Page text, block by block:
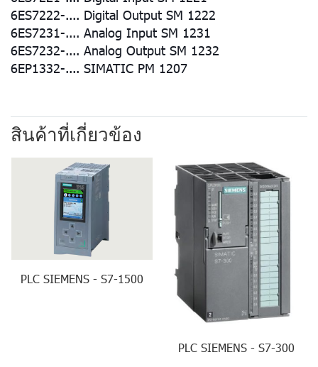
6ES7222-.... Digital Output SM 1222
6ES7231-.... Analog Input SM 1231
6ES7232-.... Analog Output SM 1232
6EP1332-.... SIMATIC PM 1207
สินค้าที่เกี่ยวข้อง
PLC SIEMENS - S7-1500
PLC SIEMENS - S7-300